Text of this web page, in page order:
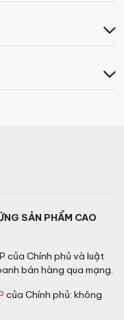
SẢN PHẨM CAO
của Chính phủ và luật
bán hàng qua mạng.
của Chính phủ: không